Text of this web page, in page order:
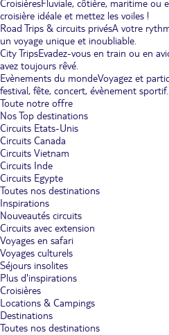
CroisièresFluviale, côtière, maritime ou
croisière idéale et mettez les voiles !
Road Trips & circuits privésA votre
un voyage unique et inoubliable.
City TripsEvadez-vous en train ou en
avez toujours rêvé.
Evènements du mondeVoyagez et
festival, fête, concert, évènement
Toute notre offre
Nos Top destinations
Circuits Etats-Unis
Circuits Canada
Circuits Vietnam
Circuits Inde
Circuits Egypte
Toutes nos destinations
Inspirations
Nouveautés circuits
Circuits avec extension
Voyages en safari
Voyages culturels
Séjours insolites
Plus d'inspirations
Croisières
Locations & Campings
Destinations
Toutes nos destinations